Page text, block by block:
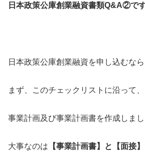
日本政策公庫創業融資書類Q&A②です
日本政策公庫創業融資を申し込むなら
まず、このチェックリストに沿って、
事業計画及び事業計画書を作成しまし
大事なのは 【事業計画書】と【面接】